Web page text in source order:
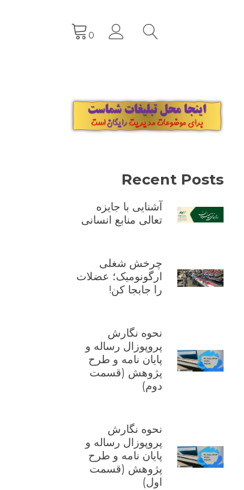
0
Recent Posts
آشنایی با جایزه
تعالی منابع انسانی
چرخش شغلی
ارگونومیک؛ عضلات
را جابجا کن!
نحوه نگارش
پروپوزال رساله و
پایان نامه و طرح
پژوهش (قسمت
دوم)
نحوه نگارش
پروپوزال رساله و
پایان نامه و طرح
پژوهش (قسمت
اول)